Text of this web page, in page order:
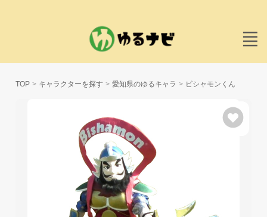
TOP キャラクターを探す 愛知県のゆるキャラ ビシャモンくん